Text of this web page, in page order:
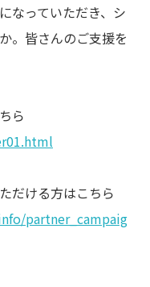
なっていただき、シ
。皆さんのご支援を
ら
だける方はこちら
partner_campaig